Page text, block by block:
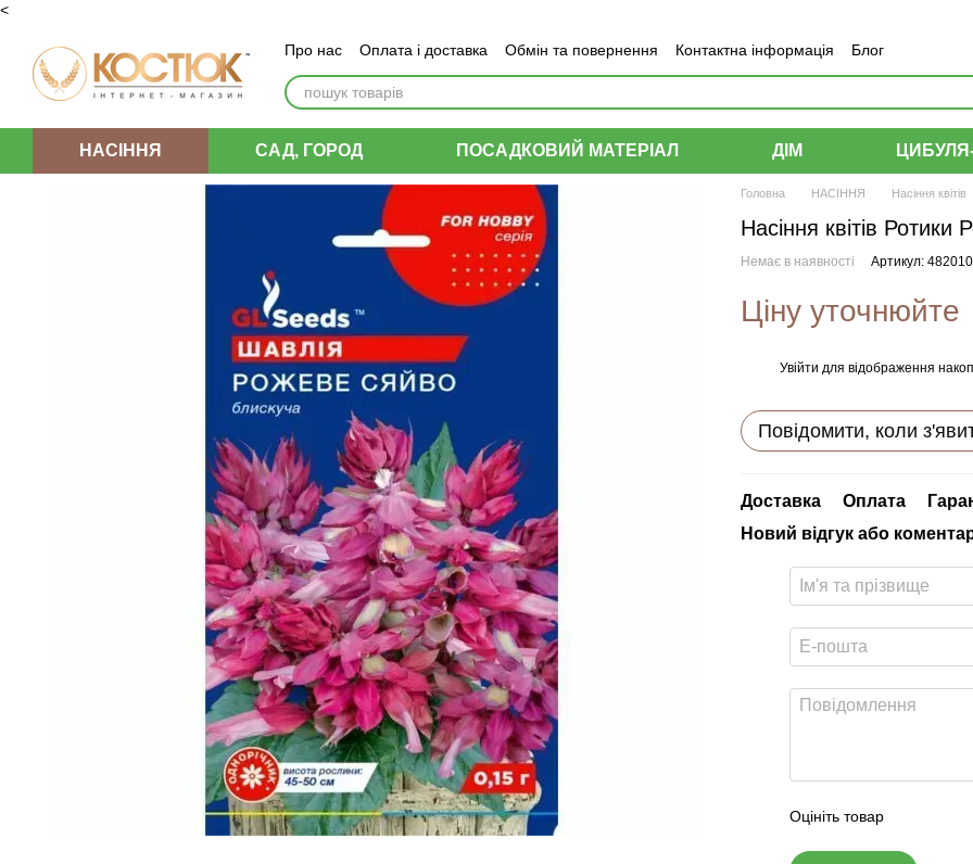
<
Про нас Оплата і доставка Обмін та повернення Контактна інформація
Блог
Угода користувача
НАСІННЯ САД, ГОРОД ПОСАДКОВИЙ МАТЕРІАЛ ДІМ
Головна НАСІННЯ Насіння квітів
Насіння квітів
Немає в наявності Артикул:
Ціну уточнюйте
Увійти для відображення
Повідомити, коли
Доставка Оплата
Новий відгук або
Оцініть товар